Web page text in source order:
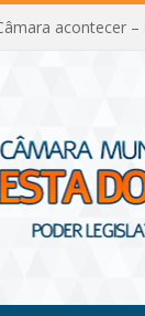
acontecer